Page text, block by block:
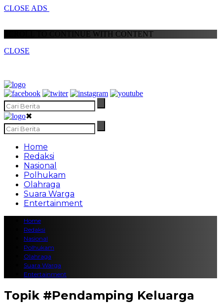
CLOSE ADS
SCROLL TO CONTINUE WITH CONTENT
CLOSE
✖
Home
Redaksi
Nasional
Polhukam
Olahraga
Suara Warga
Entertainment
Home
Redaksi
Nasional
Polhukam
Olahraga
Suara Warga
Entertainment
Topik #Pendamping Keluarga